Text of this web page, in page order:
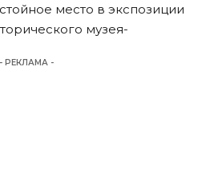
место в экспозиции
музея-
- РЕКЛАМА -